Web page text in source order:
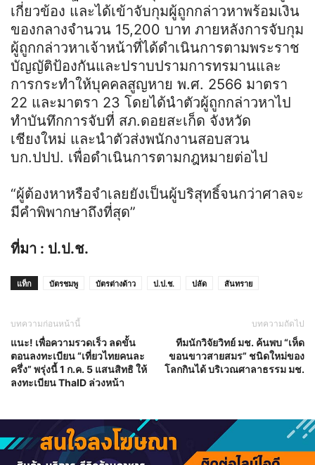
เกี่ยวข้อง และได้เข้าจับกุมผู้ถูกกล่าวหาพร้อมเงิน
ของกลางจำนวน 15,200 บาท ภายหลังการจับกุม
ผู้ถูกกล่าวหาเจ้าหน้าที่ได้ดำเนินการตามพระราช
บัญญัติป้องกันและปราบปรามการทรมานและ
การกระทำให้บุคคลสูญหาย พ.ศ. 2566 มาตรา
22 และมาตรา 23 โดยได้นำตัวผู้ถูกกล่าวหาไป
ทำบันทึกการจับที่ สภ.ดอยสะเก็ด จังหวัด
เชียงใหม่ และนำตัวส่งพนักงานสอบสวน
บก.ปปป. เพื่อดำเนินการตามกฎหมายต่อไป
“ผู้ต้องหาหรือจำเลยยังเป็นผู้บริสุทธิ์จนกว่าศาลจะ
มีคำพิพากษาถึงที่สุด”
ที่มา : ป.ป.ช.
แท็ก บัตรชมพู บัตรต่างด้าว ป.ป.ช. ปลัด สันทราย
บทความก่อนหน้านี้
แนะ! เพื่อความรวดเร็ว ลดขั้น
ตอนลงทะเบียน “เที่ยวไทยคนละ
ครึ่ง” พรุ่งนี้ 1 ก.ค. 5 แสนสิทธิ ให้
ลงทะเบียน ThaID ล่วงหน้า
บทความถัดไป
ทีมนักวิจัยวิทย์ มช. ค้นพบ “เห็ด
ขอนขาวสายสมร” ชนิดใหม่ของ
โลกกินได้ บริเวณศาลาธรรม มช.